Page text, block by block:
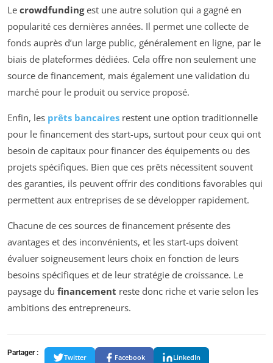
Le crowdfundingest une autre solution qui a gagné en
popularité ces dernières années. Il permet une collecte de
fonds auprès d’un large public, généralement en ligne, par le
biais de plateformes dédiées. Cela offre non seulement une
source de financement, mais également une validation du
marché pour le produit ou service proposé.
Enfin, les prêts bancaires restent une option traditionnelle
pour le financement des start-ups, surtout pour ceux qui ont
besoin de capitaux pour financer des équipements ou des
projets spécifiques. Bien que ces prêts nécessitent souvent
des garanties, ils peuvent offrir des conditions favorables qui
permettent aux entreprises de se développer rapidement.
Chacune de ces sources de financement présente des
avantages et des inconvénients, et les start-ups doivent
évaluer soigneusement leurs choix en fonction de leurs
besoins spécifiques et de leur stratégie de croissance. Le
paysage du financement reste donc riche et varie selon les
ambitions des entrepreneurs.
Partager :
Twitter Facebook LinkedIn